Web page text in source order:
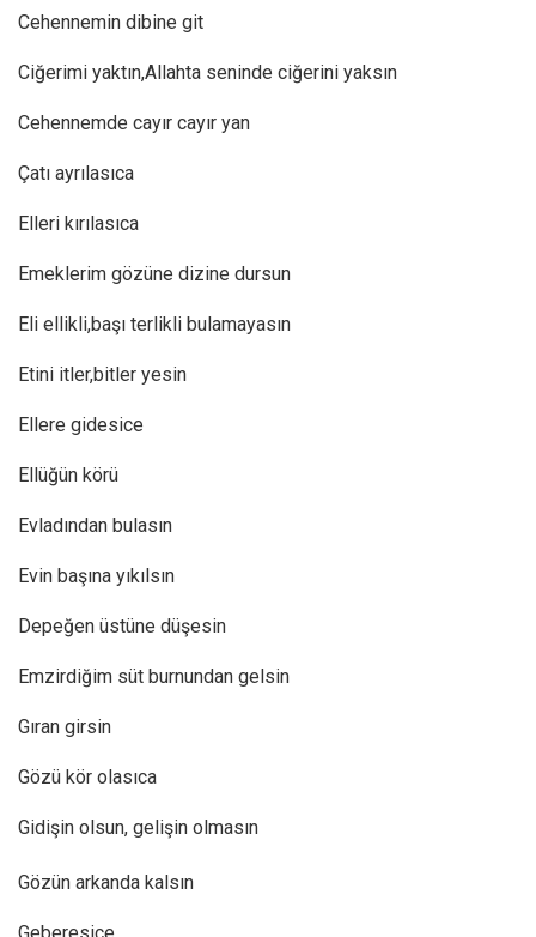
Cehennemin dibine git
Ciğerimi yaktın,Allahta seninde ciğerini yaksın
Cehennemde cayır cayır yan
Çatı ayrılasıca
Elleri kırılasıca
Emeklerim gözüne dizine dursun
Eli ellikli,başı terlikli bulamayasın
Etini itler,bitler yesin
Ellere gidesice
Ellüğün körü
Evladından bulasın
Evin başına yıkılsın
Depeğen üstüne düşesin
Emzirdiğim süt burnundan gelsin
Gıran girsin
Gözü kör olasıca
Gidişin olsun, gelişin olmasın
Gözün arkanda kalsın